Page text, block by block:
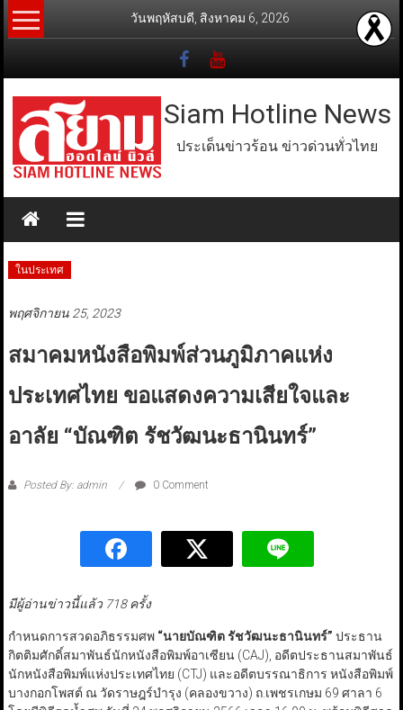
Skip
to
วันพฤหัสบดี, สิงหาคม 6, 2026
Siam Hotline News
ประเด็นข่าวร้อน ข่าวด่วนทั่วไทย
ในประเทศ
พฤศจิกายน 25, 2023
สมาคมหนังสือพิมพ์ส่วนภูมิภาคแห่ง
ประเทศไทย ขอแสดงความเสียใจและ
อาลัย “บัณฑิต รัชวัฒนะธานินทร์”
Posted By: admin 0 Comment
มีผู้อ่านข่าวนี้แล้ว 718 ครั้ง
กำหนดการสวดอภิธรรมศพ “นายบัณฑิต รัชวัฒนะธานินทร์” ประธาน
กิตติมศักดิ์สมาพันธ์นักหนังสือพิมพ์อาเซียน (CAJ), อดีตประธานสมาพันธ์
นักหนังสือพิมพ์แห่งประเทศไทย (CTJ) และอดีตบรรณาธิการ หนังสือพิมพ์
บางกอกโพสต์ ณ วัดราษฎร์บำรุง (คลองขวาง) ถ.เพชรเกษม 69 ศาลา 6